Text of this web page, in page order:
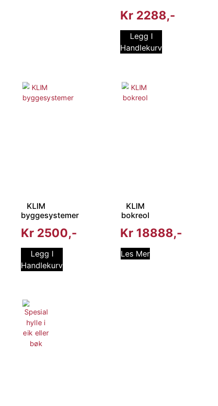
Kr 2288
Legg I
Handlekurv
KLIM
byggesystemer
Kr 2500
Legg I
Handlekurv
KLIM
bokreol
Kr 18888
Les Mer